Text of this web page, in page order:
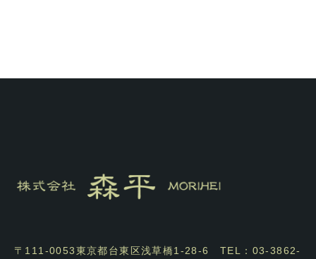
〒111-0053東京都台東区浅草橋1-28-6 TEL：03-3862-